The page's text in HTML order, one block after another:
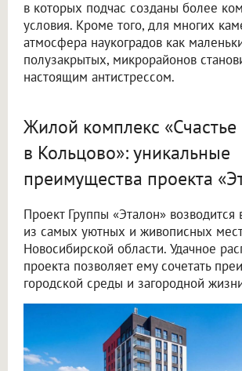
в которых подчас созданы более
условия. Кроме того, для многих
атмосфера наукоградов как
полузакрытых, микрорайонов
настоящим антистрессом.
Жилой комплекс «Счастье
в Кольцово»: уникальные
преимущества проекта
Проект Группы «Эталон» возводится
из самых уютных и живописных
Новосибирской области. Удачное
проекта позволяет ему сочетать
городской среды и загородной